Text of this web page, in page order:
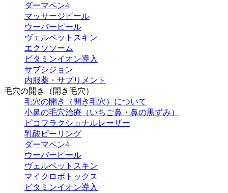
ダーマペン4
マッサージピール
ウーバーピール
ヴェルベットスキン
エクソソーム
ビタミンイオン導入
サブシジョン
内服薬・サプリメント
毛穴の開き（開き毛穴）
毛穴の開き（開き毛穴）について
小鼻の毛穴治療（いちご鼻・鼻の黒ずみ）
ピコフラクショナルレーザー
乳酸ピーリング
ダーマペン4
ウーバーピール
ヴェルベットスキン
マイクロボトックス
ビタミンイオン導入